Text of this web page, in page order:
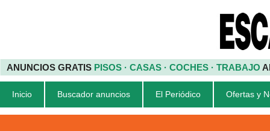
ANUNCIOS GRATIS PISOS · CASAS · COCHES · TRABAJO
Inicio Buscador anuncios El Periódico Ofertas y